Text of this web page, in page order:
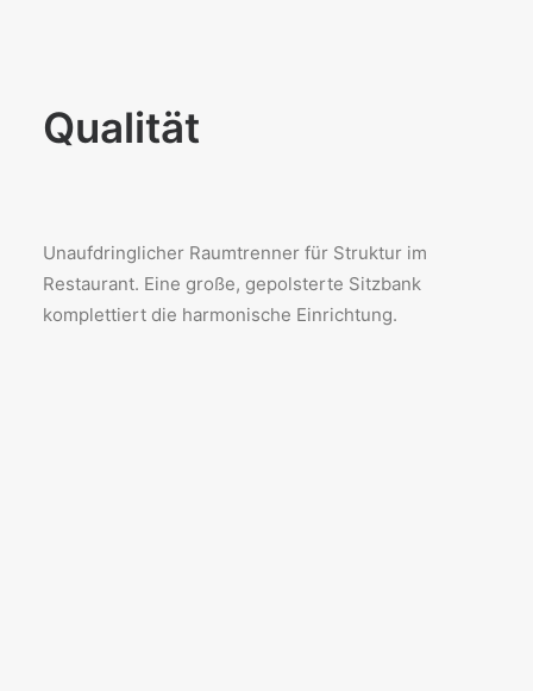
Qualität
Unaufdringlicher Raumtrenner für Struktur im
Restaurant. Eine große, gepolsterte Sitzbank
komplettiert die harmonische Einrichtung.